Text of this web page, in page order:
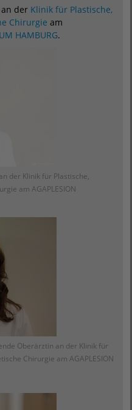
der Klinik für Plastische,
Chirurgie am
HAMBURG.
der Klinik für Plastische,
am AGAPLESION
Oberärztin an der Klinik für
Chirurgie am AGAPLESION